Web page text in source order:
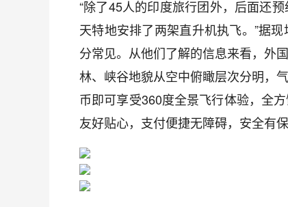
“除了45人的印度旅行团外，后面还
天特地安排了两架直升机执飞。”据
分常见。从他们了解的信息来看，外
林、峡谷地貌从空中俯瞰层次分明，
币即可享受360度全景飞行体验，全
友好贴心，支付便捷无障碍，安全有